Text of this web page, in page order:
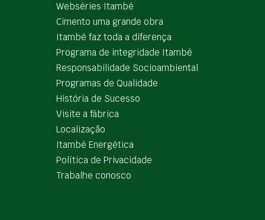
Webséries Itambé
Cimento uma grande obra
Itambé faz toda a diferença
Programa de integridade Itambé
Responsabilidade Socioambiental
Programas de Qualidade
História de Sucesso
Visite a fábrica
Localização
Itambé Energética
Política de Privacidade
Trabalhe conosco